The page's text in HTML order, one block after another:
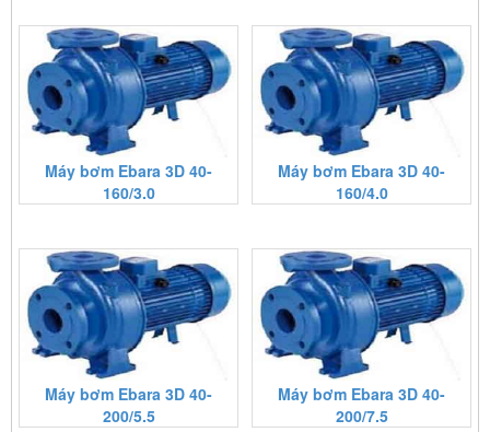
Máy bơm Ebara 3D 40-
160/3.0
Máy bơm Ebara 3D 40-
160/4.0
Máy bơm Ebara 3D 40-
200/5.5
Máy bơm Ebara 3D 40-
200/7.5